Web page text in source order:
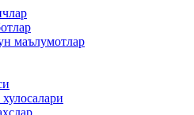
маълумотлар